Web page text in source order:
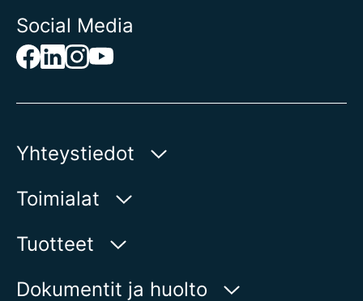
Social Media
Yhteystiedot
AUMA Riester
Aumastr 1
Näytä kartalla
Toimialat
Vesi
Tuotteet
Tuotehaku
Dokumentit ja huolto